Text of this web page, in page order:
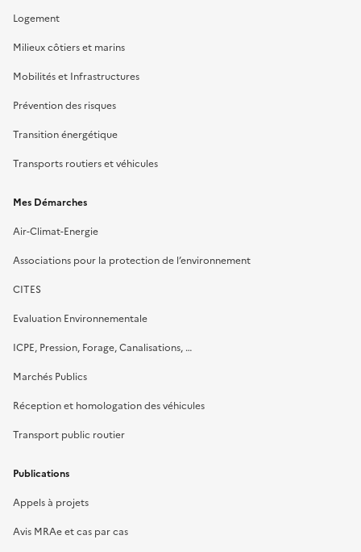
Logement
Milieux côtiers et marins
Mobilités et Infrastructures
Prévention des risques
Transition énergétique
Transports routiers et véhicules
Mes Démarches
Air-Climat-Energie
Associations pour la protection de l’environnement
CITES
Evaluation Environnementale
ICPE, Pression, Forage, Canalisations, …
Marchés Publics
Réception et homologation des véhicules
Transport public routier
Publications
Appels à projets
Avis MRAe et cas par cas